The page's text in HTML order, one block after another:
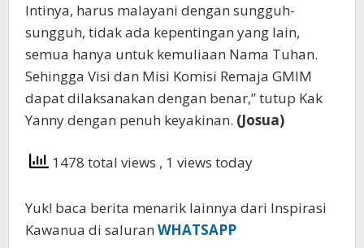
Intinya, harus malayani dengan sungguh-
sungguh, tidak ada kepentingan yang lain,
semua hanya untuk kemuliaan Nama Tuhan.
Sehingga Visi dan Misi Komisi Remaja GMIM
dapat dilaksanakan dengan benar,” tutup Kak
Yanny dengan penuh keyakinan. (Josua)
1478 total views , 1 views today
Yuk! baca berita menarik lainnya dari Inspirasi
Kawanua di saluran WHATSAPP